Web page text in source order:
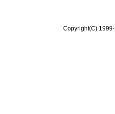
Copyright(C)